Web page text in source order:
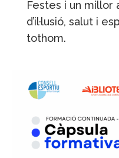
Festes i un millor
d’il·lusió, salut i
tothom.